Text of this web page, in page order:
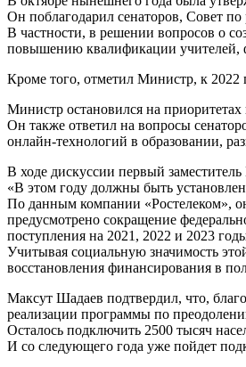
Он поблагодарил сенаторов, Совет
В частности, в решении вопросов о
повышению квалификации учителей,
Кроме того, отметил Министр, к 2022
Министр остановился на
Он также ответил на вопросы
онлайн-технологий в образовании,
В ходе дискуссии первый
«В этом году должны быть
По данным компании «Ростелеком»,
предусмотрено сокращение
поступления на 2021, 2022 и 2023
Учитывая социальную значимость
восстановления финансирования в
Максут Шадаев подтвердил, что,
реализации программы по
Осталось подключить 2500 тысяч
И со следующего года уже пойдет